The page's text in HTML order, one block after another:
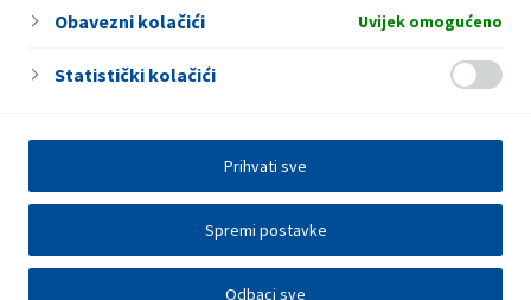
Obavezni kolačići Uvijek omogućeno
Statistički kolačići
Odbaci sve
Spremi postavke
Prihvati sve